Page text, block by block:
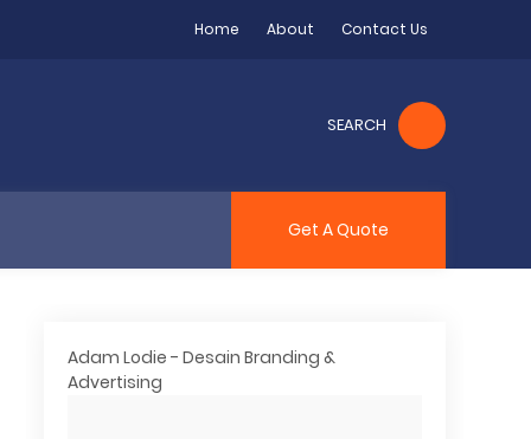
Home About Contact Us
SEARCH
Get A Quote
Adam Lodie - Desain Branding &
Advertising